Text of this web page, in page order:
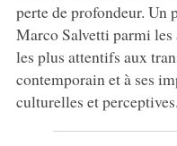
perte de profondeur.
Marco Salvetti parmi
les plus attentifs aux
contemporain et à ses
culturelles et perceptives.